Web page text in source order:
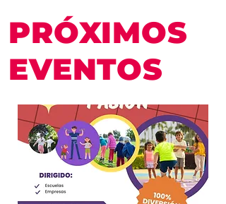
PRÓXIMOS
EVENTOS